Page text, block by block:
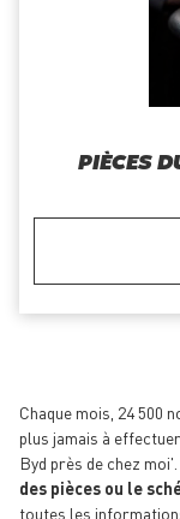
PIÈCES
Chaque mois, 24 500
plus jamais à
Byd près de chez moi'.
des pièces ou le
toutes les